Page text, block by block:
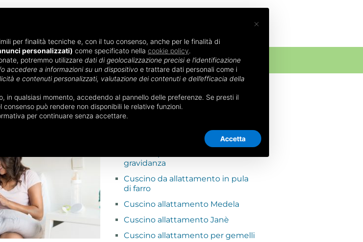
×
per finalità tecniche e, con il tuo consenso, anche per le finalità di
personalizzati) come specificato nella cookie policy.
potremmo utilizzare dati di geolocalizzazione precisi e l’identificazione
accedere a informazioni su un dispositivo e trattare dati personali come i
e contenuti personalizzati, valutazione dei contenuti e dell’efficacia della
qualsiasi momento, accedendo al pannello delle preferenze. Se presti il
può rendere non disponibili le relative funzioni.
per continuare senza accettare.
Accetta
NEONATO ACCESSORI NEONATO
da te
te
POTREBBE INTERESSARTI
Cuscino allattamento Chicco
gravidanza
Cuscino da allattamento in pula
di farro
Cuscino allattamento Medela
Cuscino allattamento Janè
Cuscino allattamento per gemelli